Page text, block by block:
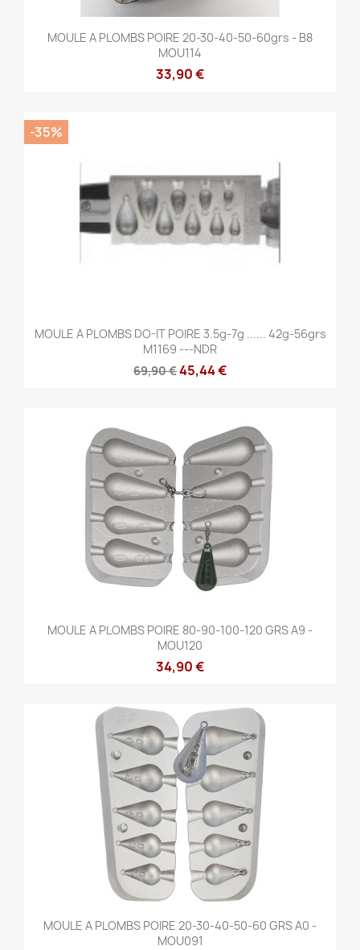
MOULE A PLOMBS POIRE 20-30-40-50-60grs - B8
MOU114
33,90 €
MOULE A PLOMBS DO-IT POIRE 3.5g-7g ...... 42g-56grs
M1169 ---NDR
69,90 €45,44 €
-35%
MOULE A PLOMBS POIRE 80-90-100-120 GRS A9 -
MOU120
34,90 €
MOULE A PLOMBS POIRE 20-30-40-50-60 GRS A0 -
MOU091